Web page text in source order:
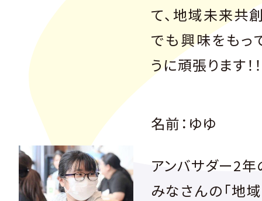
て、地域未来共
でも興味をもっ
うに頑張ります！！
名前：ゆゆ
アンバサダー2年
みなさんの「地